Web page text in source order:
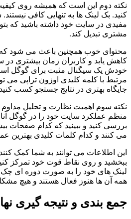
نکته دوم این است که همیشه روی
کنید. بک لینک ها به تنهایی کافی
مفیدی در سایت خود داشته باشید که
مشتری تبدیل کند.
محتوای خوب همچنین باعث می شود
کاهش یابد و کاربران زمان بیشتری در
خودش یک سیگنال مثبت برای گوگل
مرتبط با کلمه کلیدی اوزون تراپی می
جایگاه بهتری در نتایج جستجو کسب
نکته سوم اهمیت نظارت و تحلیل
منظم عملکرد سایت خود را در گوگل
بررسی کنید و ببینید که کدام صفحات
می کنند و کدام کلمات کلیدی بهترین
این اطلاعات می توانند به شما کمک
ببخشید و روی نقاط قوت خود تمرکز
لینک های خود را به صورت دوره ای چک
همه آن ها هنوز فعال هستند و هیچ
جمع بندی و نتیجه گیری